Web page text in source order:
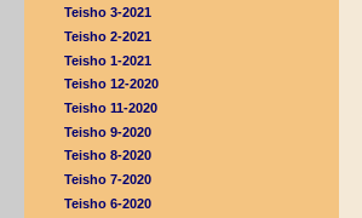
Teisho 3-2021
Teisho 2-2021
Teisho 1-2021
Teisho 12-2020
Teisho 11-2020
Teisho 9-2020
Teisho 8-2020
Teisho 7-2020
Teisho 6-2020